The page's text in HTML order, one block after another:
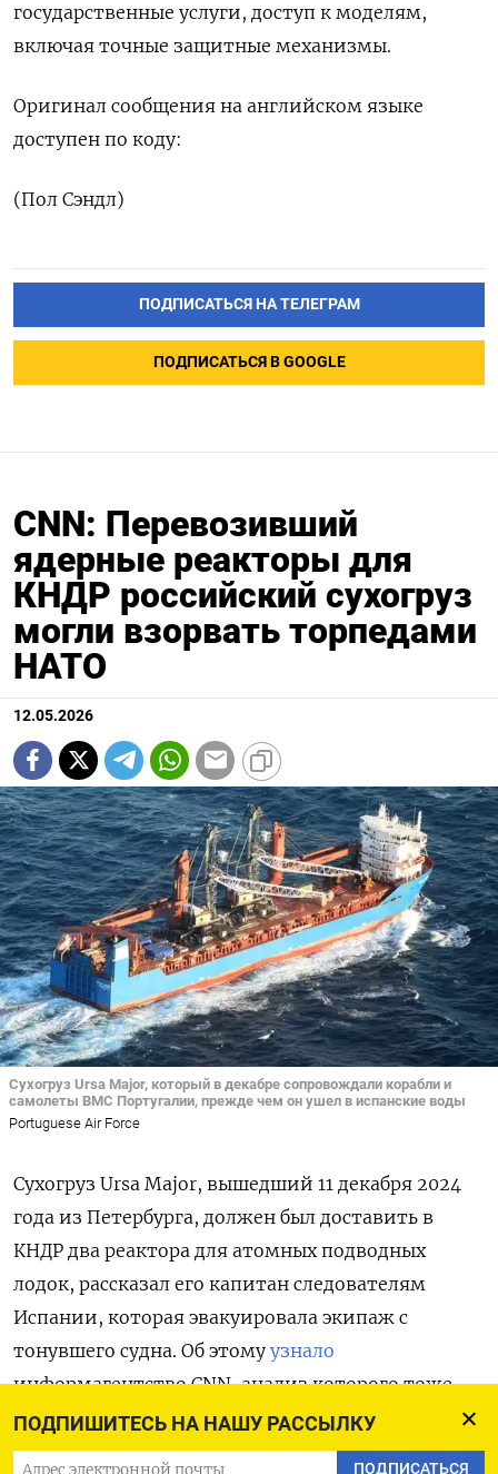
ПОДПИШИТЕСЬ НА НАШУ РАССЫЛКУ
ПОДПИСАТЬСЯ
государственные услуги, доступ к моделям, ​
включая ⁠точные защитные механизмы.
Оригинал ‌сообщения на ‌английском языке ​
доступен по коду:
(Пол ‌Сэндл)
ПОДПИСАТЬСЯ НА ТЕЛЕГРАМ
ПОДПИСАТЬСЯ В GOOGLE
CNN: Перевозивший
ядерные реакторы для
КНДР российский сухогруз
могли взорвать торпедами
НАТО
12.05.2026
Сухогруз Ursa Major, который в декабре сопровождали корабли и
самолеты ВМС Португалии, прежде чем он ушел в испанские воды
Portuguese Air Force
Cухогруз Ursa Major, вышедший 11 декабря 2024
года из Петербурга, должен был доставить в
КНДР два реактора для атомных подводных
лодок, рассказал его капитан следователям
Испании, которая эвакуировала экипаж с
тонувшего судна. Об этому узнало
информагентство CNN, анализ которого тоже
показал, что на Ursa Major могли быть загружены
такие реакторы. О передаче Москвой Северной